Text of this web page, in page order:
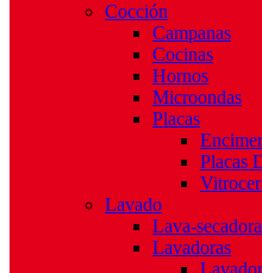
Cocción
Campanas
Cocinas
Hornos
Microondas
Placas
Placas
Lavado
Lava-
Lavadoras